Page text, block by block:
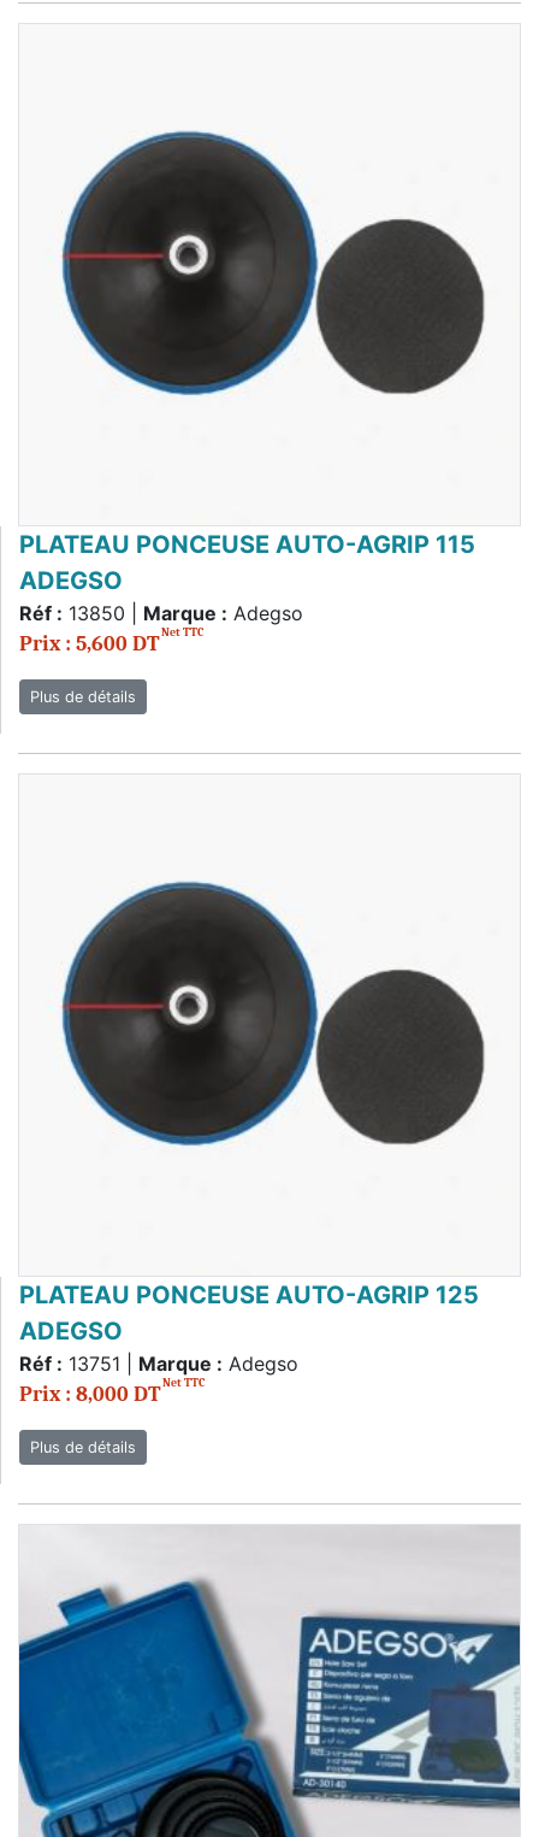
PLATEAU PONCEUSE AUTO-AGRIP 115
ADEGSO
Réf : 13850 | Marque : Adegso
Prix : 5,600 DTNet TTC
Plus de détails
PLATEAU PONCEUSE AUTO-AGRIP 125
ADEGSO
Réf : 13751 | Marque : Adegso
Prix : 8,000 DTNet TTC
Plus de détails